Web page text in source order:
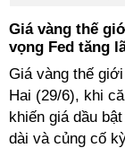
Giá vàng thế
vọng Fed tăng
Giá vàng thế
Hai (29/6), khi
khiến giá dầu
dài và củng cố